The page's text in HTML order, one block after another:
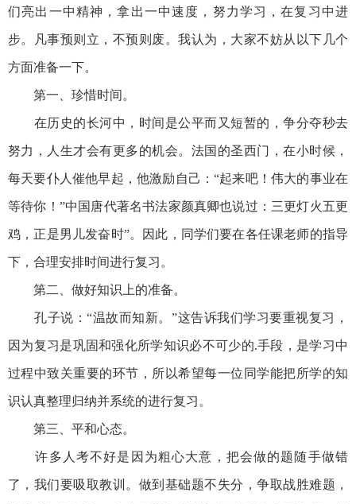
们亮出一中精神，拿出一中速度，努力学习，在复习中进
步。凡事预则立，不预则废。我认为，大家不妨从以下几个
方面准备一下。
第一、珍惜时间。
在历史的长河中，时间是公平而又短暂的，争分夺秒去
努力，人生才会有更多的机会。法国的圣西门，在小时候，
每天要仆人催他早起，他激励自己：“起来吧！伟大的事业在
等待你！”中国唐代著名书法家颜真卿也说过：三更灯火五更
鸡，正是男儿发奋时”。因此，同学们要在各任课老师的指导
下，合理安排时间进行复习。
第二、做好知识上的准备。
孔子说：“温故而知新。”这告诉我们学习要重视复习，
因为复习是巩固和强化所学知识必不可少的.手段，是学习中
过程中致关重要的环节，所以希望每一位同学能把所学的知
识认真整理归纳并系统的进行复习。
第三、平和心态。
许多人考不好是因为粗心大意，把会做的题随手做错
了，我们要吸取教训。做到基础题不失分，争取战胜难题，